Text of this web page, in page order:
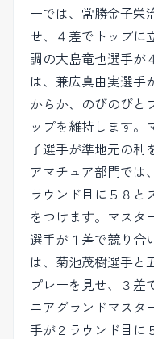
ーでは、常勝金子栄
せ、４差でトップに
調の大島竜也選手が
は、兼広真由実選手
からか、のびのびと
ップを維持します。
子選手が準地元の利
アマチュア部門では
ラウンド目に５８と
をつけます。マスタ
選手が１差で競り合
は、菊池茂樹選手と
プレーを見せ、３差
ニアグランドマスタ
手が２ラウンド目に